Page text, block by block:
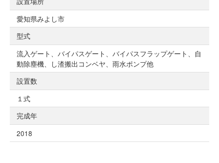
愛知県みよし市
型式
流入ゲート、バイパスゲート、バイパスフラップゲート、自
動除塵機、し渣搬出コンベヤ、雨水ポンプ他
設置数
１式
完成年
2018